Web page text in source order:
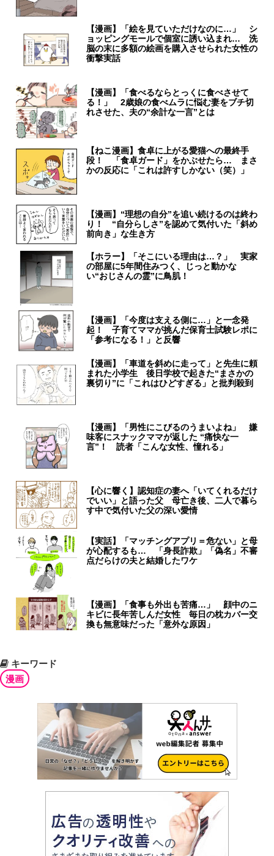
【漫画】「絵を見ていただけなのに…」 シ
ョッピングモールで個室に誘い込まれ… 洗
脳の末に多額の絵画を購入させられた女性の
衝撃実話
【漫画】「食べるならとっくに食べさせて
る！」 2歳娘の食べムラに悩む妻をブチ切
れさせた、夫の“余計な一言”とは
【ねこ漫画】食卓に上がる愛猫への最終手
段！ 「食卓ガード」をかぶせたら… まさ
かの反応に「これは許すしかない（笑）」
【漫画】“理想の自分”を追い続けるのは終わ
り！ “自分らしさ”を認めて気付いた「斜め
前向き」な生き方
【ホラー】「そこにいる理由は…？」 実家
の部屋に5年間住みつく、じっと動かな
い“おじさんの霊”に鳥肌！
【漫画】「今度は支える側に…」と一念発
起！ 子育てママが挑んだ保育士試験レポに
「参考になる！」と反響
【漫画】「車道を斜めに走って」と先生に頼
まれた小学生 後日学校で起きた“まさかの
裏切り”に「これはひどすぎる」と批判殺到
【漫画】「男性にこびるのうまいよね」 嫌
味客にスナックママが返した “痛快な一
言”！ 読者「こんな女性、憧れる」
【心に響く】認知症の妻へ「いてくれるだけ
でいい」と語った父 母亡き後、二人で暮ら
す中で気付いた父の深い愛情
【実話】「マッチングアプリ＝危ない」と母
が心配するも… 「身長詐欺」「偽名」不審
点だらけの夫と結婚したワケ
【漫画】「食事も外出も苦痛…」 顔中のニ
キビに長年苦しんだ女性 毎日の枕カバー交
換も無意味だった「意外な原因」
キーワード
漫画